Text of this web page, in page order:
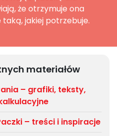
że otrzymuje ona
jakiej potrzebuje.
materiałów
– grafiki, teksty,
– treści i inspiracje